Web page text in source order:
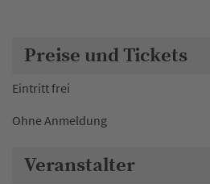
Preise und Tickets
Eintritt frei
Ohne Anmeldung
Veranstalter